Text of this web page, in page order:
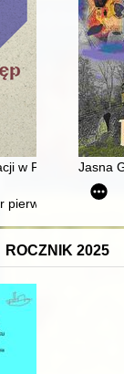
w PRL = Jasna
pierwszego
ROCZNIK 2025